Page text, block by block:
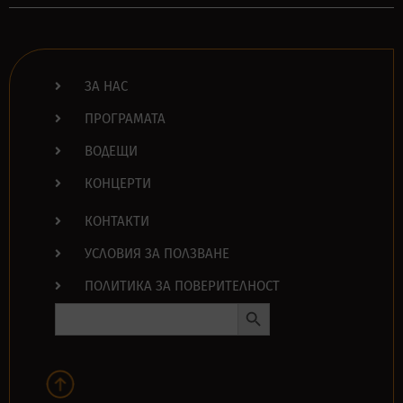
ЗА НАС
ПРОГРАМАТА
ВОДЕЩИ
КОНЦЕРТИ
КОНТАКТИ
УСЛОВИЯ ЗА ПОЛЗВАНЕ
ПОЛИТИКА ЗА ПОВЕРИТЕЛНОСТ
Search Button